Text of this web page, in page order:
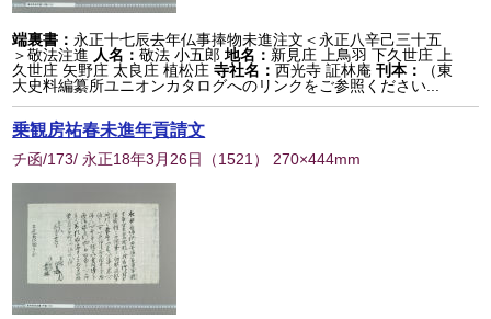
端裏書： 永正十七辰去年仏事捧物未進注文＜永正八辛己三十五
＞敬法注進 人名：敬法 小五郎 地名： 新見庄 上鳥羽 下久世庄 上
久世庄 矢野庄 太良庄 植松庄 寺社名：西光寺 証林庵 刊本：
（東
大史料編纂所ユニオンカタログへのリンクをご参照ください...
乗観房祐春未進年貢請文
チ函/173/ 永正18年3月26日 （1521 ） 270×444mm